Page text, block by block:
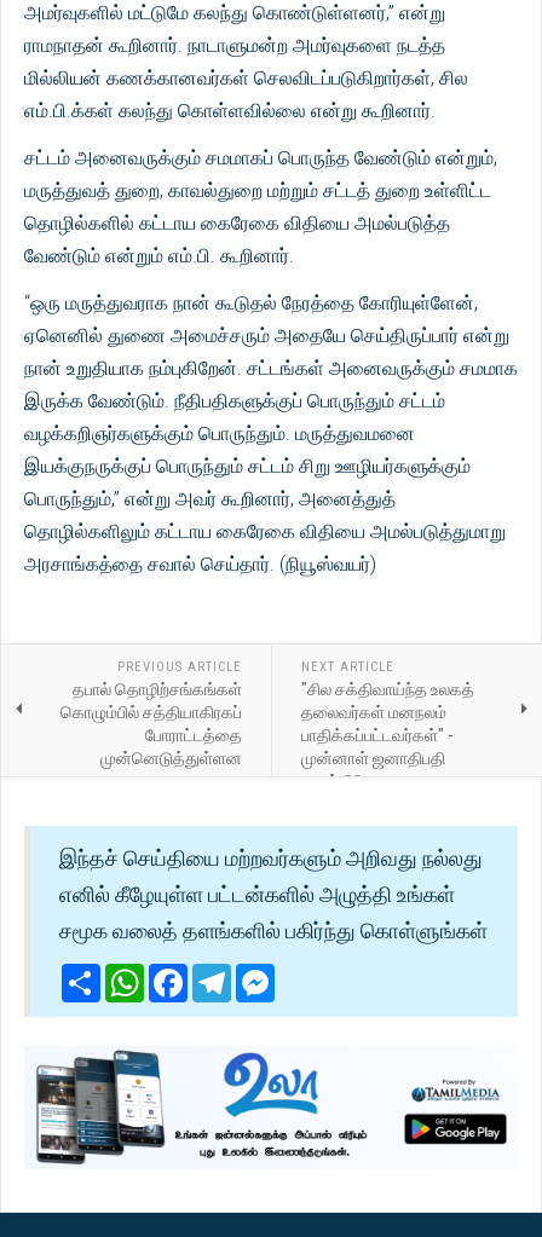
அமர்வுகளில் மட்டுமே கலந்து கொண்டுள்ளனர்,” என்று
ராமநாதன் கூறினார். நாடாளுமன்ற அமர்வுகளை நடத்த
மில்லியன் கணக்கானவர்கள் செலவிடப்படுகிறார்கள், சில
எம்.பி.க்கள் கலந்து கொள்ளவில்லை என்று கூறினார்.
சட்டம் அனைவருக்கும் சமமாகப் பொருந்த வேண்டும் என்றும்,
மருத்துவத் துறை, காவல்துறை மற்றும் சட்டத் துறை உள்ளிட்ட
தொழில்களில் கட்டாய கைரேகை விதியை அமல்படுத்த
வேண்டும் என்றும் எம்.பி. கூறினார்.
“ஒரு மருத்துவராக நான் கூடுதல் நேரத்தை கோரியுள்ளேன்,
ஏனெனில் துணை அமைச்சரும் அதையே செய்திருப்பார் என்று
நான் உறுதியாக நம்புகிறேன். சட்டங்கள் அனைவருக்கும் சமமாக
இருக்க வேண்டும். நீதிபதிகளுக்குப் பொருந்தும் சட்டம்
வழக்கறிஞர்களுக்கும் பொருந்தும். மருத்துவமனை
இயக்குநருக்குப் பொருந்தும் சட்டம் சிறு ஊழியர்களுக்கும்
பொருந்தும்,” என்று அவர் கூறினார், அனைத்துத்
தொழில்களிலும் கட்டாய கைரேகை விதியை அமல்படுத்துமாறு
அரசாங்கத்தை சவால் செய்தார். (நியூஸ்வயர்)
PREVIOUS ARTICLE
தபால் தொழிற்சங்கங்கள்
கொழும்பில் சத்தியாகிரகப்
போராட்டத்தை
முன்னெடுத்துள்ளன
NEXT ARTICLE
"சில சக்திவாய்ந்த உலகத்
தலைவர்கள் மனநலம்
பாதிக்கப்பட்டவர்கள்" -
முன்னாள் ஜனாதிபதி
மைத்திரிபால
இந்தச் செய்தியை மற்றவர்களும் அறிவது நல்லது
எனில் கீழேயுள்ள பட்டன்களில் அழுத்தி உங்கள்
சமூக வலைத் தளங்களில் பகிர்ந்து கொள்ளுங்கள்
ShareWhatsApp
Facebook
Telegram